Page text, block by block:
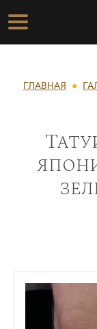
Перейти к
Основная
Строка
ГЛАВНАЯ